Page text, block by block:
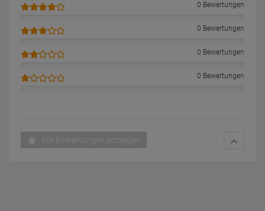
0 Bewertungen
0 Bewertungen
0 Bewertungen
0 Bewertungen
Alle Bewertungen anzeigen